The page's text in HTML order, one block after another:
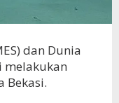
dan Dunia
melakukan
Bekasi.